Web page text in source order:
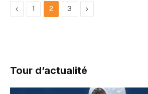
Previous
1 2 3 Next
Tour d’actualité